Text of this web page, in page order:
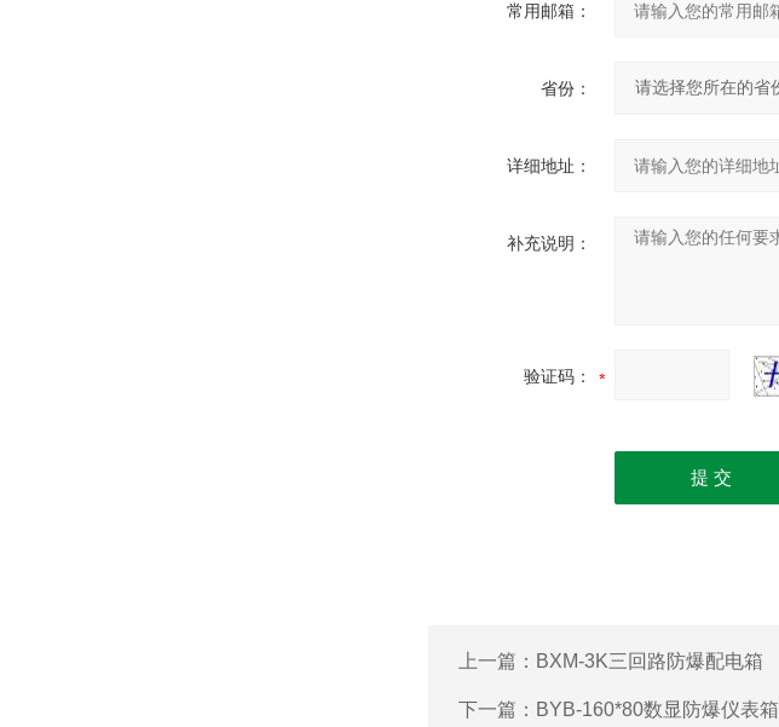
常用邮箱：
省份：
详细地址：
补充说明：
验证码：
上一篇： BXM-3K三回路防爆配电箱
下一篇： BYB-160*80数显防爆仪表箱